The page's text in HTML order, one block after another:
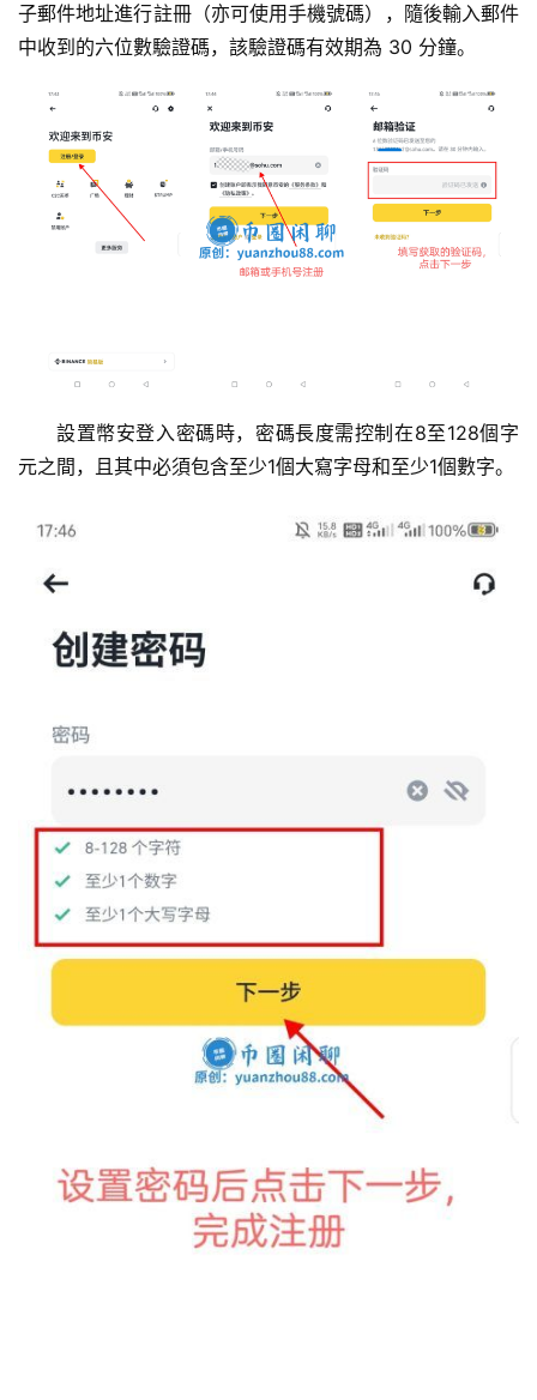
子郵件地址進行註冊（亦可使用手機號碼），隨後輸入郵件
中收到的六位數驗證碼，該驗證碼有效期為 30 分鐘。
設置幣安登入密碼時，密碼長度需控制在8至128個字
元之間，且其中必須包含至少1個大寫字母和至少1個數字。